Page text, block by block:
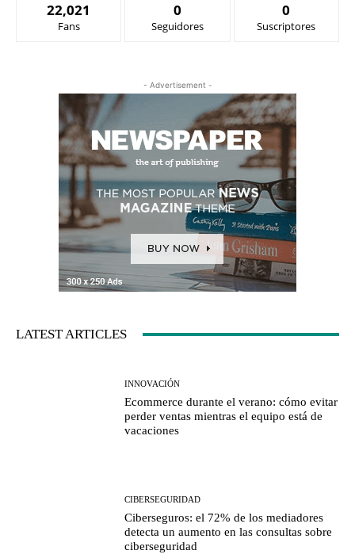
22,021
Fans
0
Seguidores
0
Suscriptores
- Advertisement -
LATEST ARTICLES
INNOVACIÓN
Ecommerce durante el verano: cómo evitar
perder ventas mientras el equipo está de
vacaciones
CIBERSEGURIDAD
Ciberseguros: el 72% de los mediadores
detecta un aumento en las consultas sobre
ciberseguridad